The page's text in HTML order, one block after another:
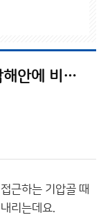
남서쪽 저기압 주로 제주도 남해안에 비가 많이 내리는 이유는???
근하는 기압골 때
리는데요.